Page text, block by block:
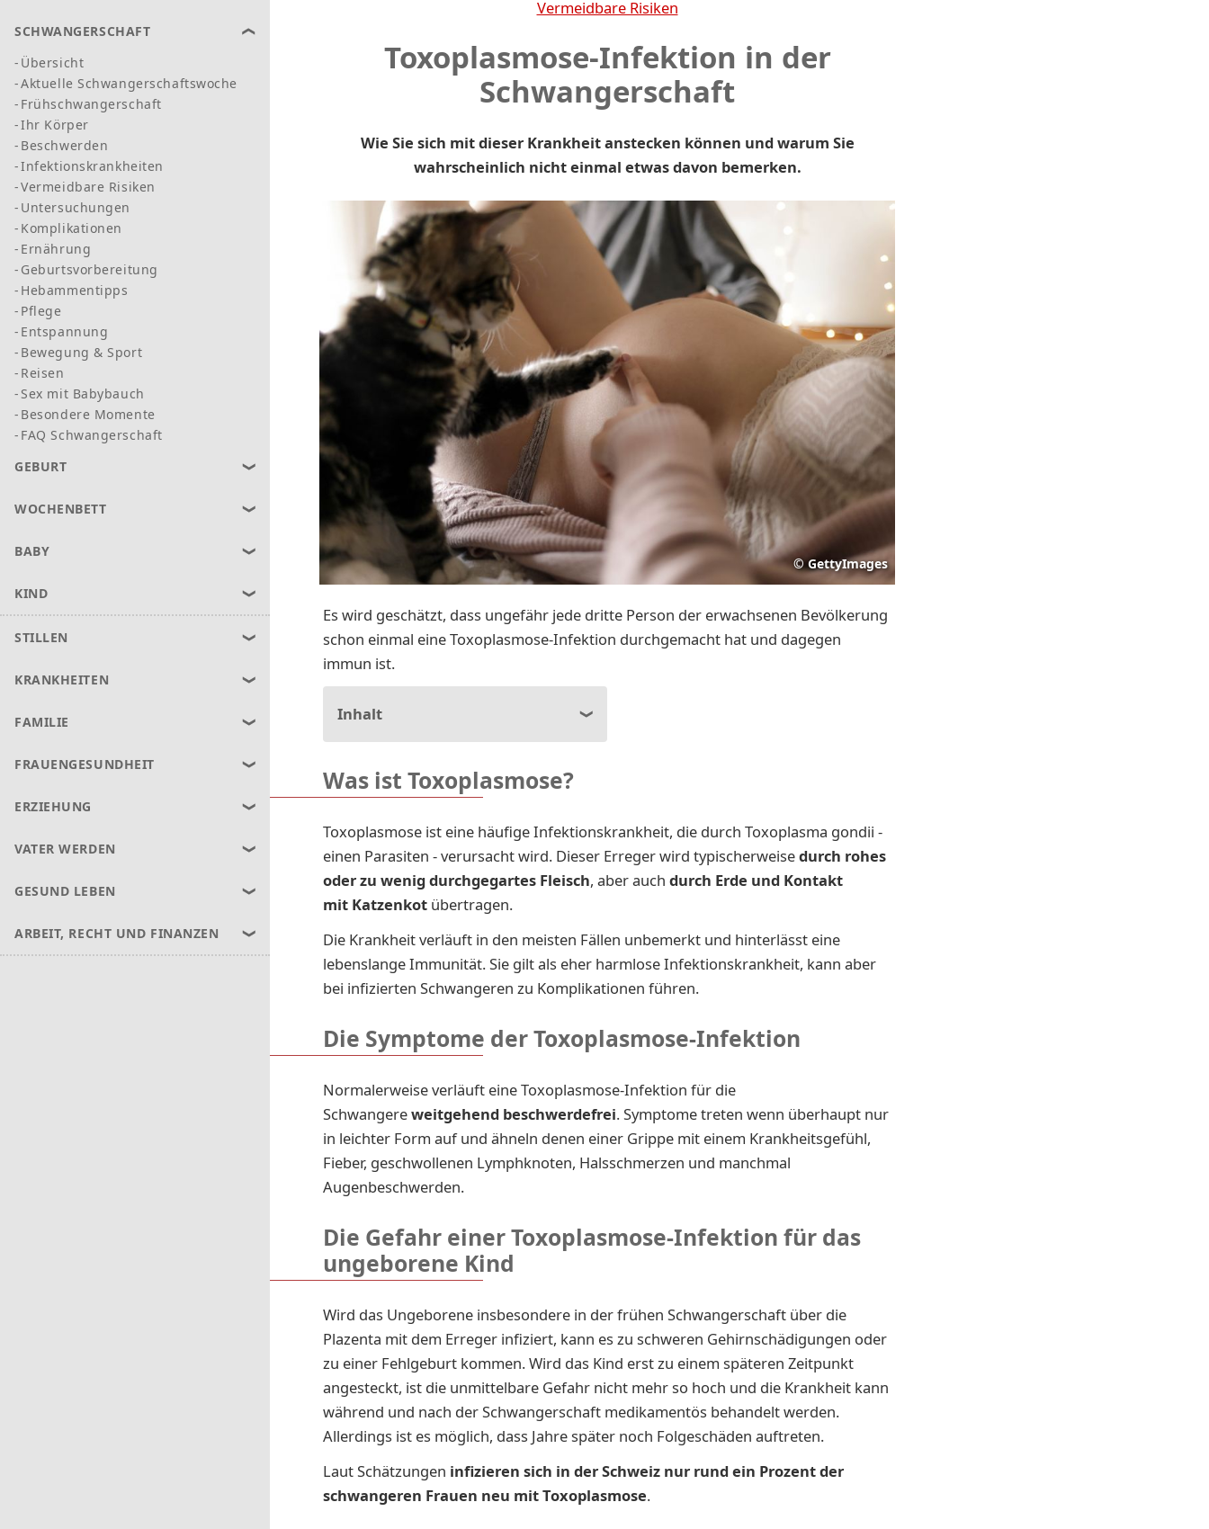
SCHWANGERSCHAFT
Übersicht
Aktuelle Schwangerschaftswoche
Frühschwangerschaft
Ihr Körper
Beschwerden
Infektionskrankheiten
Vermeidbare Risiken
Untersuchungen
Komplikationen
Ernährung
Geburtsvorbereitung
Hebammentipps
Pflege
Entspannung
Bewegung & Sport
Reisen
Sex mit Babybauch
Besondere Momente
FAQ Schwangerschaft
GEBURT
WOCHENBETT
BABY
KIND
STILLEN
KRANKHEITEN
FAMILIE
FRAUENGESUNDHEIT
ERZIEHUNG
VATER WERDEN
GESUND LEBEN
ARBEIT, RECHT UND FINANZEN
Vermeidbare Risiken
Toxoplasmose-Infektion in der
Schwangerschaft
Wie Sie sich mit dieser Krankheit anstecken können und warum Sie
wahrscheinlich nicht einmal etwas davon bemerken.
© GettyImages
Es wird geschätzt, dass ungefähr jede dritte Person der erwachsenen Bevölkerung
schon einmal eine Toxoplasmose-Infektion durchgemacht hat und dagegen
immun ist.
Inhalt
Was ist Toxoplasmose?
Toxoplasmose ist eine häufige Infektionskrankheit, die durch Toxoplasma gondii -
einen Parasiten - verursacht wird. Dieser Erreger wird typischerweisedurch rohes
oder zu wenig durchgegartes Fleisch, aber auch durch Erde und Kontakt
mit Katzenkot übertragen.
Die Krankheit verläuft in den meisten Fällen unbemerkt und hinterlässt eine
lebenslange Immunität. Sie gilt als eher harmlose Infektionskrankheit, kann aber
bei infizierten Schwangeren zu Komplikationen führen.
Die Symptome der Toxoplasmose-Infektion
Normalerweise verläuft eine Toxoplasmose-Infektion für die
Schwangereweitgehend beschwerdefrei. Symptome treten wenn überhaupt nur
in leichter Form auf und ähneln denen einer Grippe mit einem Krankheitsgefühl,
Fieber, geschwollenen Lymphknoten, Halsschmerzen und manchmal
Augenbeschwerden.
Die Gefahr einer Toxoplasmose-Infektion für das
ungeborene Kind
Wird das Ungeborene insbesondere in der frühen Schwangerschaft über die
Plazenta mit dem Erreger infiziert, kann es zu schweren Gehirnschädigungen oder
zu einer Fehlgeburt kommen.Wird das Kind erst zu einem späteren Zeitpunkt
angesteckt, ist die unmittelbare Gefahr nicht mehr so hoch und die Krankheit kann
während und nach der Schwangerschaft medikamentös behandelt werden.
Allerdings ist es möglich, dass Jahre später noch Folgeschäden auftreten.
Laut Schätzungen infizieren sich in der Schweiz nur rund ein Prozent der
schwangeren Frauen neu mit Toxoplasmose.